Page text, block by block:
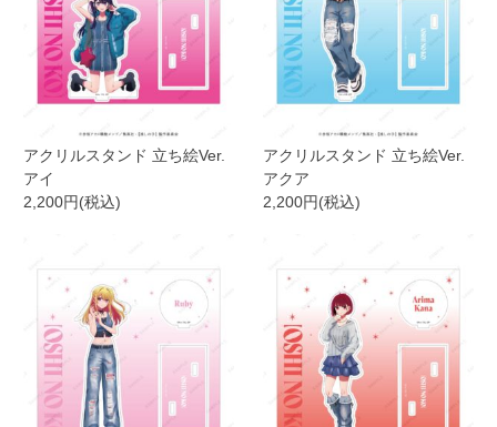
アクリルスタンド 立ち絵Ver.
アイ
2,200円(税込)
アクリルスタンド 立ち絵Ver.
アクア
2,200円(税込)